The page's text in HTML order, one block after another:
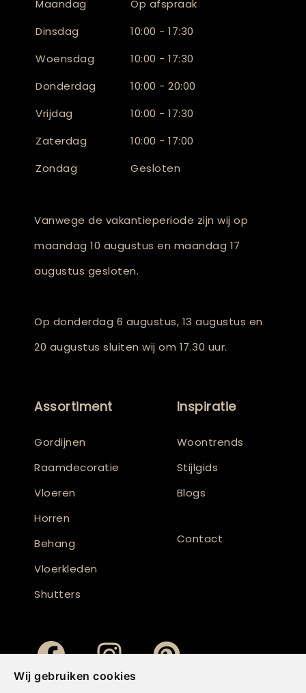
Wij gebruiken cookies
Maandag
Op afspraak
Dinsdag
10:00 - 17:30
Woensdag
10:00 - 17:30
Donderdag
10:00 - 20:00
Vrijdag
10:00 - 17:30
Zaterdag
10:00 - 17:00
Zondag
Gesloten
Vanwege de vakantieperiode zijn wij op
maandag 10 augustus en maandag 17
augustus gesloten.
Op donderdag 6 augustus, 13 augustus en
20 augustus sluiten wij om 17.30 uur.
Assortiment
Gordijnen
Raamdecoratie
Vloeren
Horren
Behang
Vloerkleden
Shutters
Inspiratie
Woontrends
Stijlgids
Blogs
Contact